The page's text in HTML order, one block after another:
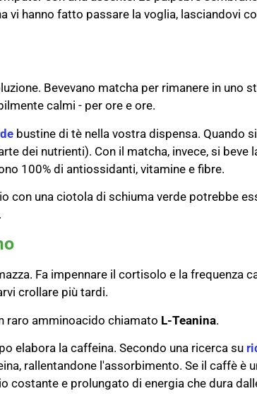
vi hanno fatto passare la voglia, lasciandovi
Bevevano matcha per rimanere in uno
calmi - per ore e ore.
bustine di tè nella vostra dispensa. Quando
dei nutrienti). Con il matcha, invece, si beve
100% di antiossidanti, vitamine e fibre.
con una ciotola di schiuma verde potrebbe
Fa impennare il cortisolo e la frequenza
crollare più tardi.
raro amminoacido chiamato L-Teanina.
elabora la caffeina. Secondo una ricerca su
rallentandone l'assorbimento. Se il caffè è
costante e prolungato di energia che dura